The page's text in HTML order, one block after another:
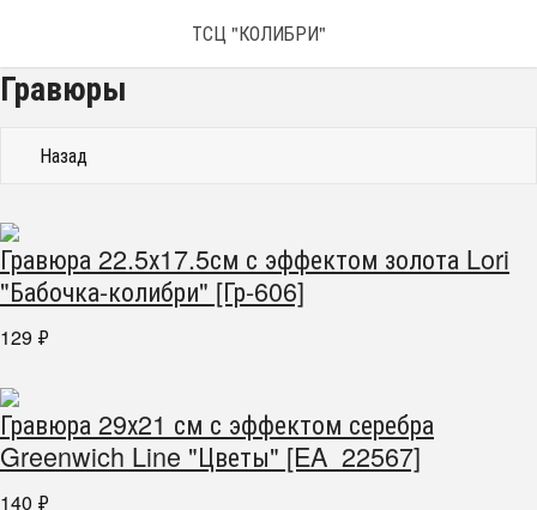
ТСЦ "КОЛИБРИ"
Гравюры
Назад
Гравюра 22.5х17.5см с эффектом золота Lori
"Бабочка-колибри" [Гр-606]
129 ₽
Гравюра 29х21 см с эффектом серебра
Greenwich Line "Цветы" [EA_22567]
140 ₽